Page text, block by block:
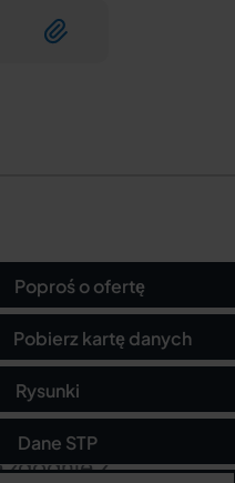
Poproś o ofertę
Pobierz kartę danych
Rysunki
Dane STP
przez
zgodnie z